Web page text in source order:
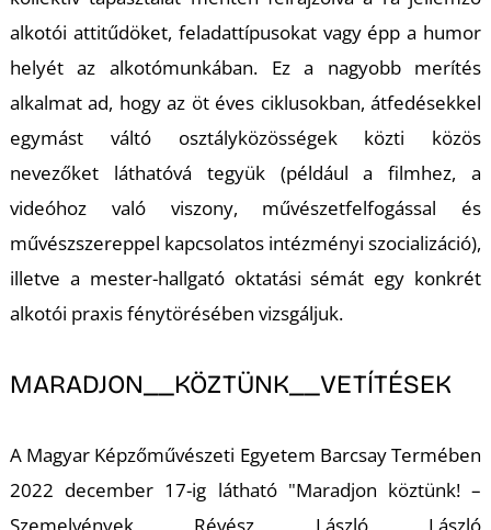
alkotói attitűdöket, feladattípusokat vagy épp a humor
helyét az alkotómunkában. Ez a nagyobb merítés
alkalmat ad, hogy az öt éves ciklusokban, átfedésekkel
egymást váltó osztályközösségek közti közös
nevezőket láthatóvá tegyük (például a filmhez, a
videóhoz való viszony, művészetfelfogással és
művészszereppel kapcsolatos intézményi szocializáció),
illetve a mester-hallgató oktatási sémát egy konkrét
alkotói praxis fénytörésében vizsgáljuk.
MARADJON__KÖZTÜNK__VETÍTÉSEK
A Magyar Képzőművészeti Egyetem Barcsay Termében
2022 december 17-ig látható "Maradjon köztünk! –